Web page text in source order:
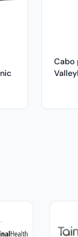
Cabo